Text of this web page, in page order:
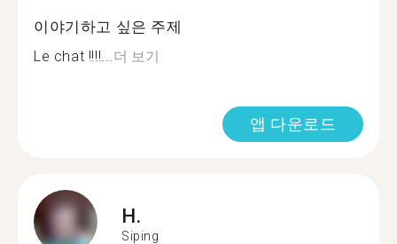
이야기하고 싶은 주제
Le chat !!!!...더 보기
앱 다운로드
H.
Siping